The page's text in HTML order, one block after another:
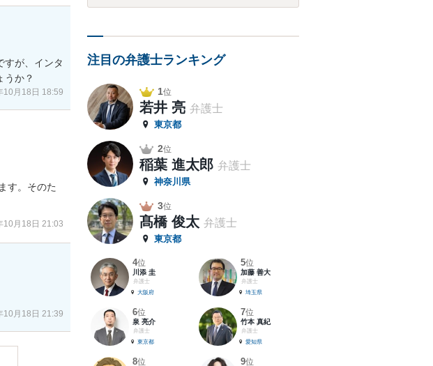
すが、インタ
うか？
10月18日 18:59
す。そのた
10月18日 21:03
10月18日 21:39
注目の弁護士ランキング
1位
若井 亮 弁護士
東京都
2位
稲葉 進太郎 弁護士
神奈川県
3位
髙橋 俊太 弁護士
東京都
4位
川添 圭
弁護士
大阪府
5位
加藤 善大
弁護士
埼玉県
6位
泉 亮介
弁護士
東京都
7位
竹本 真紀
弁護士
愛知県
8位 9位